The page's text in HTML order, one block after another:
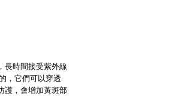
長時間接受紫外線
，它們可以穿透
護， 會增加黃斑部